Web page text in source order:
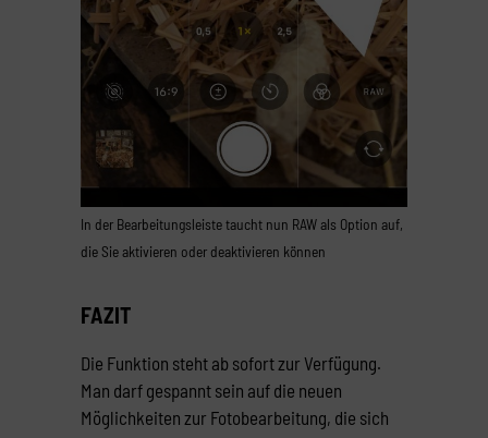
In der Bearbeitungsleiste taucht nun RAW als Option auf,
die Sie aktivieren oder deaktivieren können
FAZIT
Die Funktion steht ab sofort zur Verfügung.
Man darf gespannt sein auf die neuen
Möglichkeiten zur Fotobearbeitung, die sich